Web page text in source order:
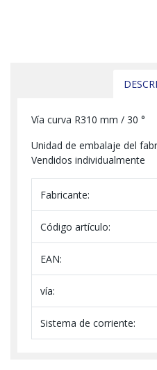
Vía curva R310 mm / 30 °
Unidad de embalaje del
Vendidos individualmente
Fabricante:
Código artículo:
EAN:
vía:
Sistema de corriente: